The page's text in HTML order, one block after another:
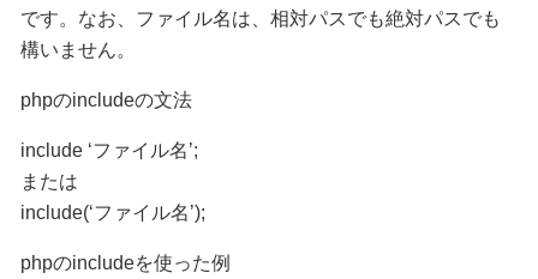
です。なお、ファイル名は、相対パスでも絶対パスでも
構いません。
phpのincludeの文法
include ‘ファイル名’;
または
include(‘ファイル名’);
phpのincludeを使った例